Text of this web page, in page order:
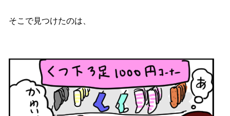
そこで見つけたのは、